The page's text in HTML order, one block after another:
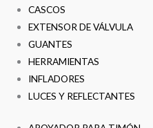
CASCOS
EXTENSOR DE VÁLVULA
GUANTES
HERRAMIENTAS
INFLADORES
LUCES Y REFLECTANTES